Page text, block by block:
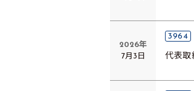
2026年
7月3日
3964
代表取